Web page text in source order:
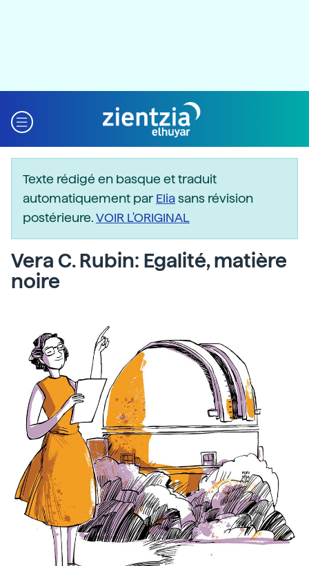
Texte rédigé en basque et traduit
automatiquement parEliasans révision
postérieure.VOIR L'ORIGINAL
Vera C. Rubin: Egalité, matière
noire